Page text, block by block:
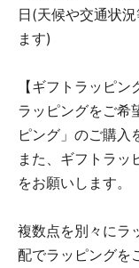
日(天候や交通状
ます)
【ギフトラッピン
ラッピングをご希
ピング」のご購入
また、ギフトラッ
をお願いします。
複数点を別々にラ
配でラッピングを